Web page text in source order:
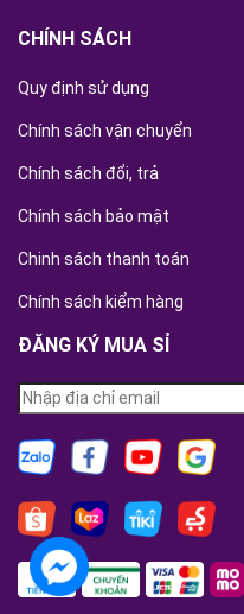
CHÍNH SÁCH
Quy định sử dụng
Chính sách vận chuyển
Chính sách đổi, trả
Chính sách bảo mật
Chinh sách thanh toán
Chính sách kiểm hàng
ĐĂNG KÝ MUA SỈ